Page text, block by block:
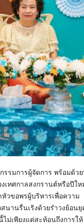
รมการผู้จัดการ พร้อมด้ว
เทศกาลสงกรานต์หรือปีให
วขอพรผู้บริหารเพื่อความ
นานรื่นเริงด้วยรำวงย้อนยุ
ม่เพียงแต่สะท้อนถึงการให้